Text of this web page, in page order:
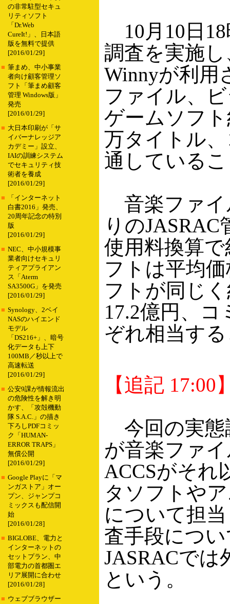
の非常駐型セキュ
リティソフト
「Dr.Web
CureIt!」、日本語
版を無料で提供
[2016/01/29]
■ 筆まめ、中小事業
者向け顧客管理ソ
フト「筆まめ顧客
管理 Windows版」
発売
[2016/01/29]
■ 大日本印刷が「サ
イバーナレッジア
カデミー」設立、
IAIの訓練システム
でセキュリティ技
術者を養成
[2016/01/29]
■
「インターネット
白書2016」発売、
20周年記念の特別
版
[2016/01/29]
■ NEC、中小規模事
業者向けセキュリ
ティアプライアン
ス「Aterm
SA3500G」を発売
[2016/01/29]
■ Synology、2ベイ
NASのハイエンド
モデル
「DS216+」、暗号
化データも上下
100MB／秒以上で
高速転送
[2016/01/29]
■ 公安9課が情報流出
の危険性を解き明
かす、「攻殻機動
隊 S.A.C.」の描き
下ろしPDFコミッ
ク「HUMAN-
ERROR TRAPS」
無償公開
[2016/01/29]
■ Google Playに「マ
ンガストア」オー
プン、ジャンプコ
ミックスも配信開
始
[2016/01/28]
■ BIGLOBE、電力と
インターネットの
セットプラン、中
部電力の首都圏エ
リア展開に合わせ
[2016/01/28]
■ ウェブブラウザー
10月10日18
調査を実施
Winnyが利用
ファイル、
ゲームソフ
万タイトル
通している
音楽ファイ
りの
使用料換算
フトは平均
フトが同じ
17.2億円、
ぞれ相当す
【追記 17:00
今回の実態
が音楽ファ
ACCSがそれ
タソフトや
について担
査手段につ
JASRACで
という。